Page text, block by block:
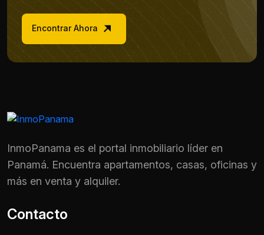
Encontrar Ahora
InmoPanama es el portal inmobiliario líder en
Panamá. Encuentra apartamentos, casas, oficinas y
más en venta y alquiler.
Contacto